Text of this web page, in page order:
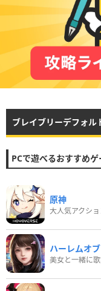
ブレイブリーデフォル
PCで遊べるおすすめゲ
原神
大人気アクショ
ハーレムオ
美女と一緒に